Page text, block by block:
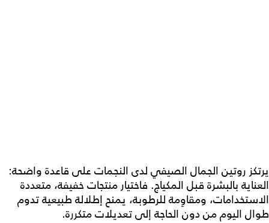
يرتكز روتين الجمال الصيفي لدى النجمات على قاعدة واضحة:
العناية بالبشرة قبل المكياج. فاختيار منتجات خفيفة، متعددة
الاستخدامات، ومقاوِمة للرطوبة، يمنح إطلالة طبيعية تدوم
طوال اليوم من دون الحاجة إلى تعديلات متكررة.